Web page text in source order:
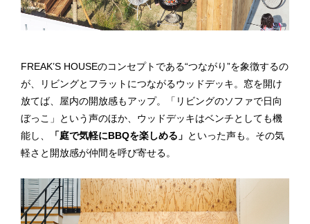
FREAK’S HOUSEのコンセプトである“つながり”を象徴するの
が、リビングとフラットにつながるウッドデッキ。窓を開け
放てば、屋内の開放感もアップ。「リビングのソファで日向
ぼっこ」という声のほか、ウッドデッキはベンチとしても機
能し、
「庭で気軽にBBQを楽しめる」 といった声も。その気
軽さと開放感が仲間を呼び寄せる。